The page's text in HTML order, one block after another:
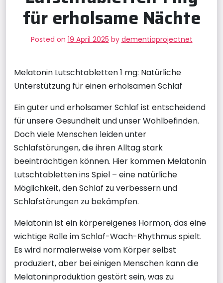
für erholsame Nächte
Posted on 19 April 2025 by dementiaprojectnet
Melatonin Lutschtabletten 1 mg: Natürliche
Unterstützung für einen erholsamen Schlaf
Ein guter und erholsamer Schlaf ist entscheidend
für unsere Gesundheit und unser Wohlbefinden.
Doch viele Menschen leiden unter
Schlafstörungen, die ihren Alltag stark
beeinträchtigen können. Hier kommen Melatonin
Lutschtabletten ins Spiel – eine natürliche
Möglichkeit, den Schlaf zu verbessern und
Schlafstörungen zu bekämpfen.
Melatonin ist ein körpereigenes Hormon, das eine
wichtige Rolle im Schlaf-Wach-Rhythmus spielt.
Es wird normalerweise vom Körper selbst
produziert, aber bei einigen Menschen kann die
Melatoninproduktion gestört sein, was zu